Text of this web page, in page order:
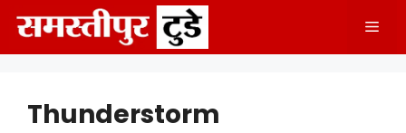
content
Thunderstorm